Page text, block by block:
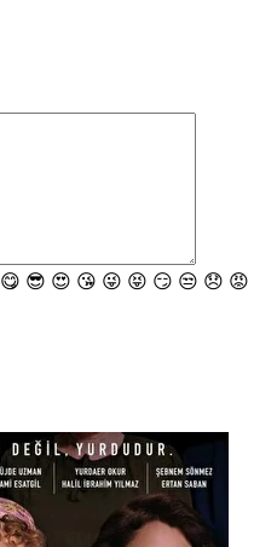
😋 😎 😍 😘 😜 😝 😏 😒 😞 😡